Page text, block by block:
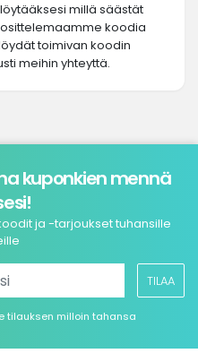
millä säästät
koodia
toimivan koodin
meihin yhteyttä.
kuponkien mennä
ja -tarjoukset tuhansille
TILAA
tilauksen milloin tahansa